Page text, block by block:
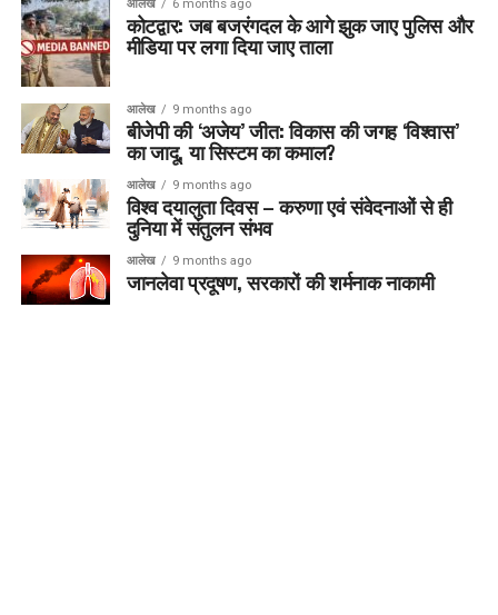
आलेख 6 months ago
कोटद्वार: जब बजरंगदल के आगे झुक जाए पुलिस और
मीडिया पर लगा दिया जाए ताला
आलेख 9 months ago
बीजेपी की ‘अजेय’ जीत: विकास की जगह ‘विश्वास’
का जादू, या सिस्टम का कमाल?
आलेख 9 months ago
विश्व दयालुता दिवस – करुणा एवं संवेदनाओं से ही
दुनिया में संतुलन संभव
आलेख 9 months ago
जानलेवा प्रदूषण, सरकारों की शर्मनाक नाकामी